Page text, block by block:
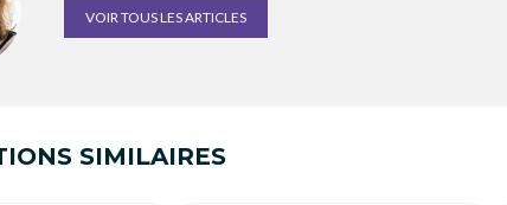
VOIR TOUS LES ARTICLES
SIMILAIRES